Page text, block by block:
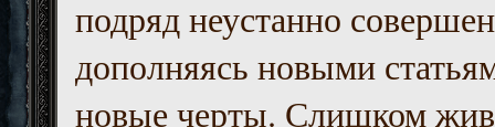
подряд неустанно
дополняясь новыми
новые черты. Слишком